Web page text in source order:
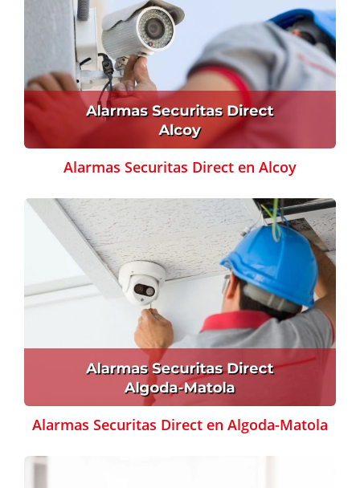
Alarmas Securitas Direct en Alcoy
Alarmas Securitas Direct en Algoda-Matola